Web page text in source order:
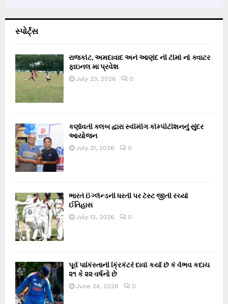
સ્પોર્ટ્સ
રાજકોટ, અમદાવાદ અને આણંદ ની ટીમો નો ક્વાટર
ફાઇનલ મા પ્રવેશ
July 23, 2026 0
કર્ણાવતી ક્લબ દ્વારા સ્વીમીંગ કોમ્પીટીશનનું સુંદર
આયોજન
July 21, 2026 0
ભારતે ઈંગ્લેન્ડની ધરતી પર ટેસ્ટ જીતી રચ્યો
ઈતિહાસ
July 13, 2026 0
પૂર્વ પાકિસ્તાની ક્રિકેટરે દાવો કર્યો છે કે વૈભવ કદાચ
૨૧ કે ૨૨ વર્ષનો છે
June 24, 2026 0